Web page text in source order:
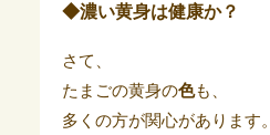
◆濃い黄身は健康か？
さて、
たまごの黄身の色も、
多くの方が関心があります。